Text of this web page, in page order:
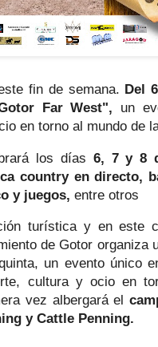
fin de semana. Del
Far West", un
en torno al mundo de
los días 6, 7 y 8
country en directo,
y juegos, entre otros
turística y en este
de Gotor organiza
un evento único
cultura y ocio en
vez albergará el
y Cattle Penning.